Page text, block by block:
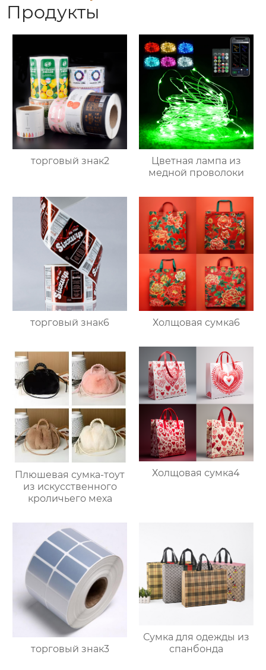
Продукты
торговый знак2
Цветная лампа из
медной проволоки
торговый знак6 Холщовая сумка6
Плюшевая сумка-тоут
из искусственного
кроличьего меха
Холщовая сумка4
торговый знак3
Сумка для одежды из
спанбонда